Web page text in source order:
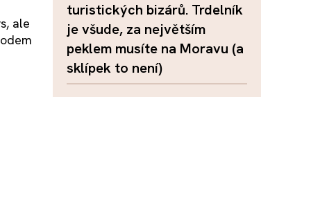
ale
turistických bizárů. Trdelník
je všude, za největším
peklem musíte na Moravu (a
sklípek to není)